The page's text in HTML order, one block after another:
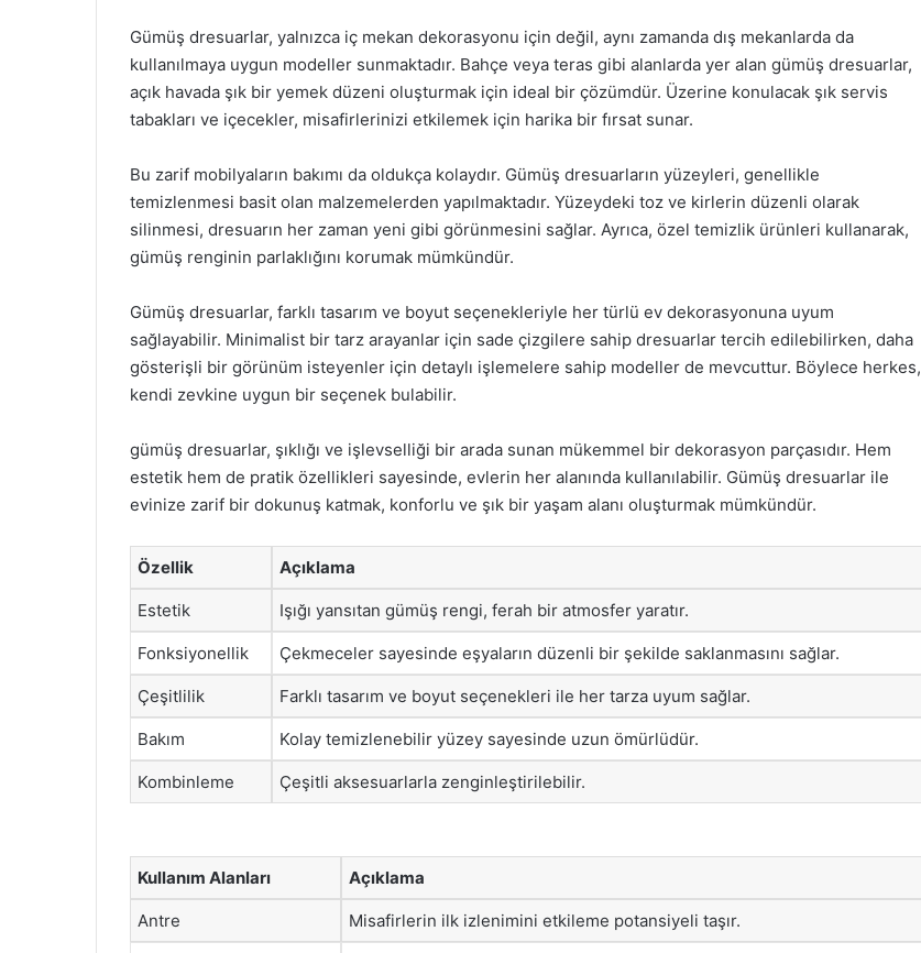
Gümüş dresuarlar, yalnızca iç mekan dekorasyonu için değil, aynı zamanda dış mekanlarda da
kullanılmaya uygun modeller sunmaktadır. Bahçe veya teras gibi alanlarda yer alan gümüş dresuarlar,
açık havada şık bir yemek düzeni oluşturmak için ideal bir çözümdür. Üzerine konulacak şık servis
tabakları ve içecekler, misafirlerinizi etkilemek için harika bir fırsat sunar.
Bu zarif mobilyaların bakımı da oldukça kolaydır. Gümüş dresuarların yüzeyleri, genellikle
temizlenmesi basit olan malzemelerden yapılmaktadır. Yüzeydeki toz ve kirlerin düzenli olarak
silinmesi, dresuarın her zaman yeni gibi görünmesini sağlar. Ayrıca, özel temizlik ürünleri kullanarak,
gümüş renginin parlaklığını korumak mümkündür.
Gümüş dresuarlar, farklı tasarım ve boyut seçenekleriyle her türlü ev dekorasyonuna uyum
sağlayabilir. Minimalist bir tarz arayanlar için sade çizgilere sahip dresuarlar tercih edilebilirken, daha
gösterişli bir görünüm isteyenler için detaylı işlemelere sahip modeller de mevcuttur. Böylece herkes,
kendi zevkine uygun bir seçenek bulabilir.
gümüş dresuarlar, şıklığı ve işlevselliği bir arada sunan mükemmel bir dekorasyon parçasıdır. Hem
estetik hem de pratik özellikleri sayesinde, evlerin her alanında kullanılabilir. Gümüş dresuarlar ile
evinize zarif bir dokunuş katmak, konforlu ve şık bir yaşam alanı oluşturmak mümkündür.
Özellik Açıklama
Estetik Işığı yansıtan gümüş rengi, ferah bir atmosfer yaratır.
Fonksiyonellik Çekmeceler sayesinde eşyaların düzenli bir şekilde saklanmasını sağlar.
Çeşitlilik Farklı tasarım ve boyut seçenekleri ile her tarza uyum sağlar.
Bakım Kolay temizlenebilir yüzey sayesinde uzun ömürlüdür.
Kombinleme Çeşitli aksesuarlarla zenginleştirilebilir.
Kullanım Alanları Açıklama
Antre Misafirlerin ilk izlenimini etkileme potansiyeli taşır.